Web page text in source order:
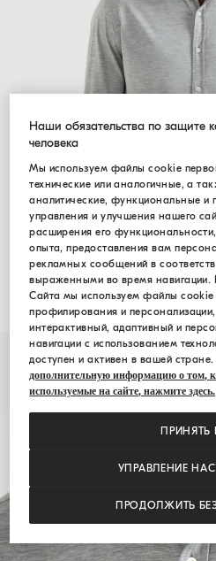
Наши обязательства по защите
человека
Мы используем файлы cookie
технические или аналогичные, а
аналитические, функциональные
управления и улучшения нашего
расширения его
опыта, предоставления вам
рекламных сообщений в
выраженными во время навигации.
Сайта мы используем файлы cookie
профилирования и
интерактивный, адаптивный и
навигации с использованием
доступен и активен в вашей стране.
дополнительную информацию о том,
используемые на сайте, нажмите здесь.
УПРАВЛЕНИЕ
ПРОДОЛЖИТЬ
ПРИНЯТЬ